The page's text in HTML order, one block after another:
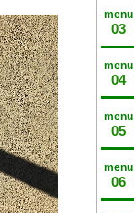
menu
03
menu
04
menu
05
menu
06